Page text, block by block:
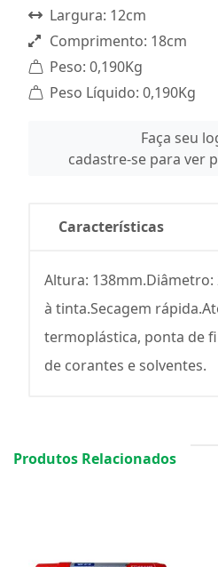
Largura: 12cm
Comprimento: 18cm
Peso: 0,190Kg
Peso Líquido: 0,190Kg
Faça seu
cadastre-se para ver
Características
Altura: 138mm.Diâmetro:
à tinta.Secagem
termoplástica, ponta de
de corantes e solventes.
Produtos Relacionados